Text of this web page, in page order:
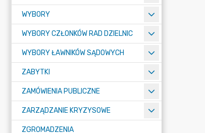
WYBORY
WYBORY CZŁONKÓW RAD DZIELNIC
WYBORY ŁAWNIKÓW SĄDOWYCH
ZABYTKI
ZAMÓWIENIA PUBLICZNE
ZARZĄDZANIE KRYZYSOWE
ZGROMADZENIA